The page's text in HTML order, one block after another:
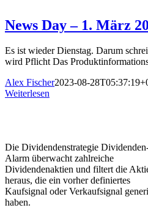
News Day – 1. März
Es ist wieder Dienstag. Darum
wird Pflicht Das
Alex Fischer2023-08-
Weiterlesen
Die Dividendenstrategie
Alarm überwacht zahlreiche
Dividendenaktien und filtert die
heraus, die ein vorher definiertes
Kaufsignal oder Verkaufsignal
haben.